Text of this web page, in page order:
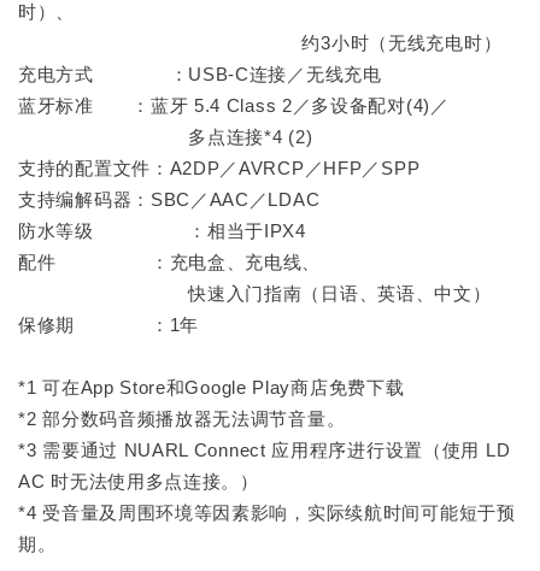
时）、
约3小时（无线充电时）
充电方式 ：USB-C连接／无线充电
蓝牙标准 ：蓝牙 5.4 Class 2／多设备配对(4)／
多点连接*4 (2)
支持的配置文件：A2DP／AVRCP／HFP／SPP
支持编解码器：SBC／AAC／LDAC
防水等级 ：相当于IPX4
配件 ：充电盒、充电线、
快速入门指南（日语、英语、中文）
保修期 ：1年
*1 可在App Store和Google Play商店免费下载
*2 部分数码音频播放器无法调节音量。
*3 需要通过 NUARL Connect 应用程序进行设置（使用 LD
AC 时无法使用多点连接。）
*4 受音量及周围环境等因素影响，实际续航时间可能短于预
期。